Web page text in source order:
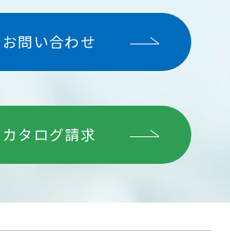
お問い合わせ
カタログ請求